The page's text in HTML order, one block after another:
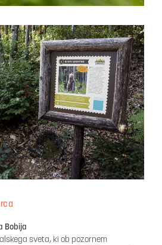
Bobija
sveta, ki ob pozornem